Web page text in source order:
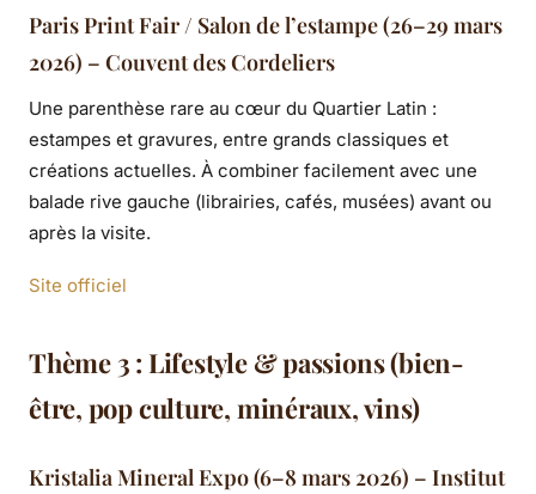
Paris Print Fair / Salon de l’estampe (26–29 mars
2026) – Couvent des Cordeliers
Une parenthèse rare au cœur du Quartier Latin :
estampes et gravures, entre grands classiques et
créations actuelles. À combiner facilement avec une
balade rive gauche (librairies, cafés, musées) avant ou
après la visite.
Site officiel
Thème 3 : Lifestyle & passions (bien-
être, pop culture, minéraux, vins)
Kristalia Mineral Expo (6–8 mars 2026) – Institut